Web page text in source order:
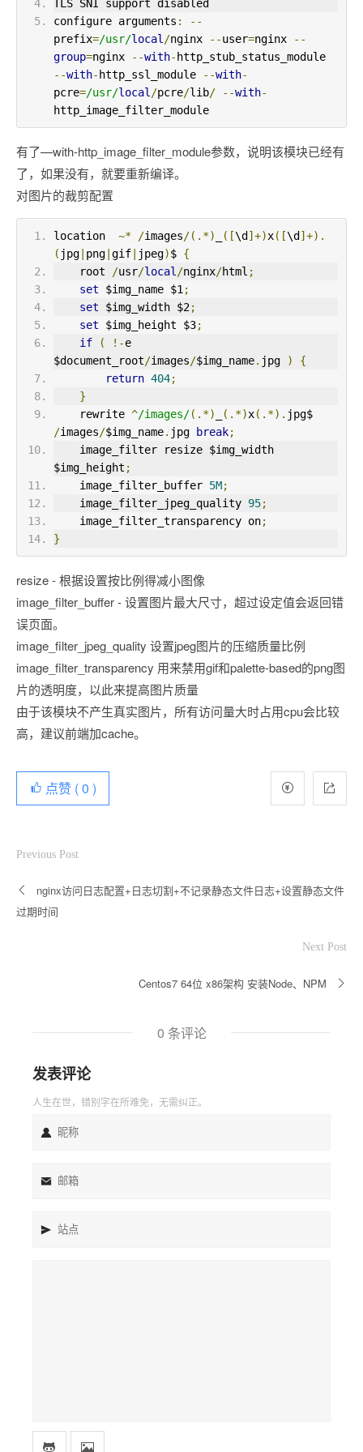
TLS SNI support disabled
configure arguments :
--
prefix=/usr/local /nginx --user=nginx
--
group=nginx --with-
--with- http_ssl_module --with-
pcre=/usr/local /pcre/lib/ --with-
http_image_filter_module
有了—with-http_image_filter_module参数，说明该模块已经有
了，如果没有，就要重新编译。
对图片的裁剪配置
location ~* /images/(.*) ([\d ]+)x([\d ]+).
( jpg png gif jpeg)$ {
    root
/usr/local /nginx/html ;
set $img_name $1 ;
set $img_width $2;
set $img_height $3;
if
( !-e
$document_root/images/$img_name. jpg )
{
return 404;
}
    rewrite
^/images/(.*) (.*)x(.*).
/images/$img_name. jpg break;
$img_height ;
    image_filter_buffer
5M;
    image_filter_jpeg_quality
95;
    image_filter_transparency on
;
}
resize - 根据设置按比例得减小图像
image_filter_buffer - 设置图片最大尺寸，超过设定值会返回错
误页面。
image_filter_jpeg_quality 设置jpeg图片的压缩质量比例
image_filter_transparency 用来禁用gif和palette-based的png图
片的透明度，以此来提高图片质量
由于该模块不产生真实图片，所有访问量大时占用cpu会比较
高，建议前端加cache。
点赞 (0 )
Previous Post
nginx访问日志配置+日志切割+不记录静态文件日志+设置静态文件
过期时间
Next Post
Centos7 64位 x86架构 安装Node、NPM
0 条评论
发表评论
人生在世，错别字在所难免，无需纠正。